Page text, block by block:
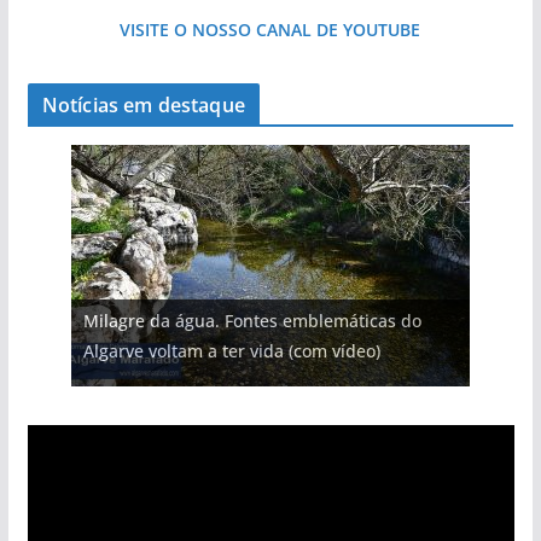
VISITE O NOSSO CANAL DE YOUTUBE
Notícias em destaque
Milagre da água. Fontes emblemáticas do
Algarve voltam a ter vida (com vídeo)
Tapas do mar a 3 euros cada. Nova rota
gastronómica nasce no Algarve
Tempestades roubam areia de praias e põem
arribas em risco no Algarve (com vídeo)
Projeto milionário: investimento de 108
milhões de euros na construção de dois
hotéis (com vídeo)
Foto do dia: uma cidade algarvia que cresceu
entre redes e fábricas